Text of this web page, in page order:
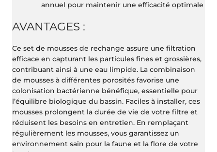
annuel pour maintenir une efficacité optimale
AVANTAGES :
Ce set de mousses de rechange assure une filtration
efficace en capturant les particules fines et grossières,
contribuant ainsi à une eau limpide. La combinaison
de mousses à différentes porosités favorise une
colonisation bactérienne bénéfique, essentielle pour
l’équilibre biologique du bassin. Faciles à installer, ces
mousses prolongent la durée de vie de votre filtre et
réduisent les besoins en entretien. En remplaçant
régulièrement les mousses, vous garantissez un
environnement sain pour la faune et la flore de votre